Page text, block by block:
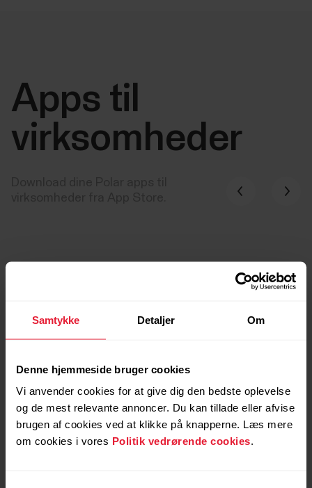
Samtykke Detaljer Om
Denne hjemmeside bruger cookies
Vi anvender cookies for at give dig den bedste oplevelse
og de mest relevante annoncer. Du kan tillade eller afvise
brugen af cookies ved at klikke på knapperne. Læs mere
om cookies i vores Politik vedrørende cookies.
Apps til
virksomheder
Polar Team Pro